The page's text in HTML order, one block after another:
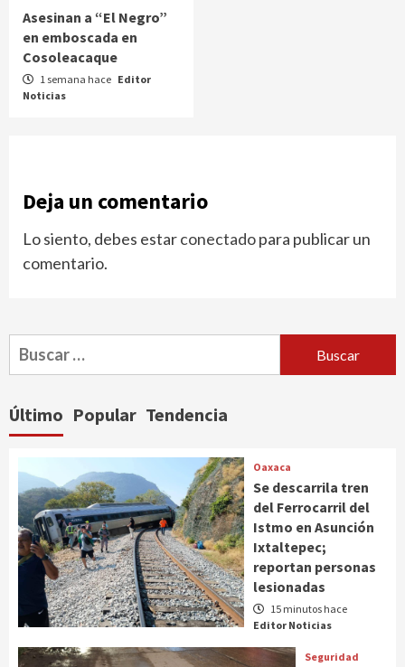
Asesinan a “El Negro”
en emboscada en
Cosoleacaque
1 semana hace Editor
Noticias
Deja un comentario
Lo siento, debes estarconectadopara publicar un
comentario.
Buscar:
Último Popular Tendencia
Oaxaca
Se descarrila tren
del Ferrocarril del
Istmo en Asunción
Ixtaltepec;
reportan personas
lesionadas
15 minutos hace
Editor Noticias
Seguridad